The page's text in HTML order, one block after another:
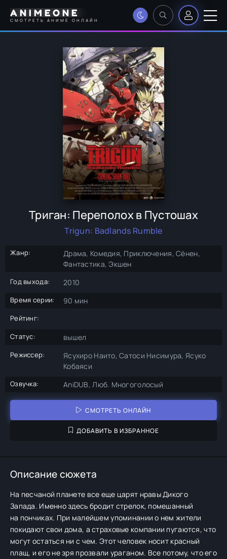
ANIMEONE
СМОТРЕТЬ АНИМЕ ОНЛАЙН
Триган: Переполох в Пустошах
Trigun: Badlands Rumble
Жанр:
Драма, Комедия, Приключения, Сёнен,
Фантастика, Экшен
Год выхода: 2010
Время серии: 90 мин
Рейтинг:
Статус:
вышел
Режиссер:
Ясухиро Наито, Сатоси Нисимура, Ясуко
Кобаяси
Озвучка: AniDUB, Люб. Многоголосый
СМОТРЕТЬ ОНЛАЙН
ДОБАВИТЬ В ИЗБРАННОЕ
Описание сюжета
На песчаной планете все еще царят нравы Дикого
Запада. Именно здесь бродит стрелок, помешанный
на пончиках. При малейшем упоминании о нем жители
покидают свои дома, а страховые компании пугаются, что
могут остаться ни с чем. Этот человек носит красный
плащ, и его не зря прозвали ураганом. Все потому, что его